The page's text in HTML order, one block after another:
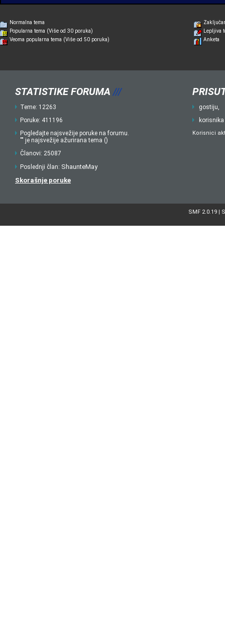
Normalna tema
Popularna tema (Više od 30 poruka)
Veoma popularna tema (Više od 50 poruka)
Lepljiva
Anketa
STATISTIKE FORUMA ///
Teme: 12263
Poruke: 411196
Pogledajte najsvežije poruke na forumu.
"" je najsvežije ažurirana tema ()
Članovi: 25087
Poslednji član: ShaunteMay
Skorašnje poruke
gostiju,
korisnika
Korisnici
SMF 2.0.19|